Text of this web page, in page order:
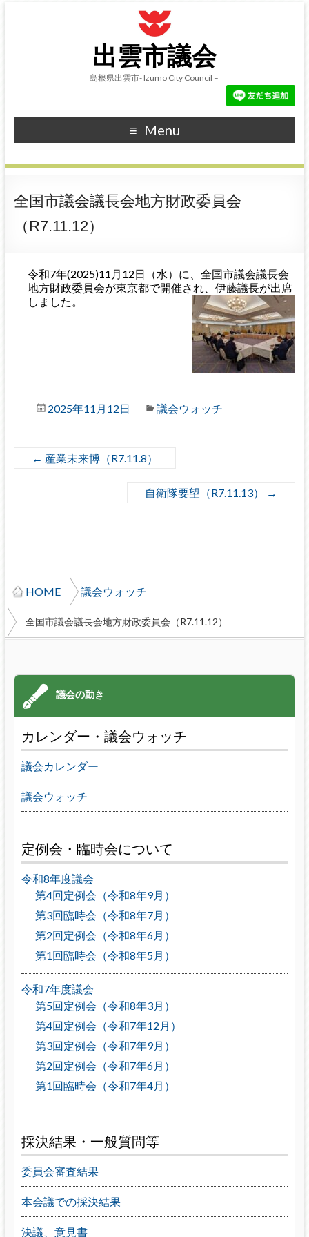
出雲市議会
島根県出雲市- Izumo City Council –
Menu
全国市議会議長会地方財政委員会
（R7.11.12）
令和7年(2025)11月12日（水）に、全国市議会議長会
地方財政委員会が東京都で開催され、伊藤議長が出席
し ました。
2025年11月12日 議会ウォッチ
← 産業未来博（R7.11.8）
自衛隊要望（R7.11.13） →
HOME 議会ウォッチ
全国市議会議長会地方財政委員会（R7.11.12）
カレンダー・議会ウォッチ
議会カレンダー
議会ウォッチ
定例会・臨時会について
令和8年度議会
第4回定例会（令和8年9月）
第3回臨時会（令和8年7月）
第2回定例会（令和8年6月）
第1回臨時会（令和8年5月）
令和7年度議会
第5回定例会（令和8年3月）
第4回定例会（令和7年12月）
第3回定例会（令和7年9月）
第2回定例会（令和7年6月）
第1回臨時会（令和7年4月）
採決結果・一般質問等
委員会審査結果
本会議での採決結果
決議、意見書